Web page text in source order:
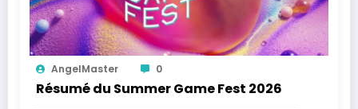
AngelMaster 0
Résumé du Summer Game Fest 2026